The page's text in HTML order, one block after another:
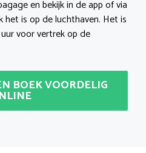
en bekijk in de app of via
het is op de luchthaven. Het is
voor vertrek op de
BOEK VOORDELIG